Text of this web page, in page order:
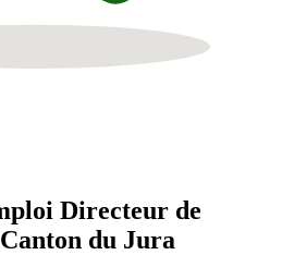
Directeur de
du Jura